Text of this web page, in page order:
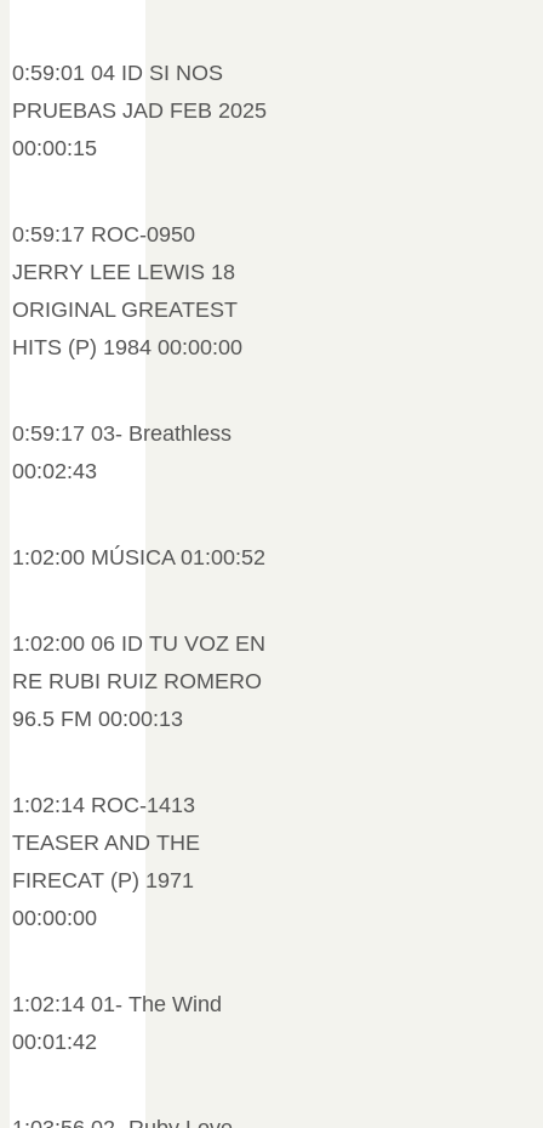
0:59:01 04 ID SI NOS
PRUEBAS JAD FEB 2025
00:00:15
0:59:17 ROC-0950
JERRY LEE LEWIS 18
ORIGINAL GREATEST
HITS (P) 1984 00:00:00
0:59:17 03- Breathless
00:02:43
1:02:00 MÚSICA 01:00:52
1:02:00 06 ID TU VOZ EN
RE RUBI RUIZ ROMERO
96.5 FM 00:00:13
1:02:14 ROC-1413
TEASER AND THE
FIRECAT (P) 1971
00:00:00
1:02:14 01- The Wind
00:01:42